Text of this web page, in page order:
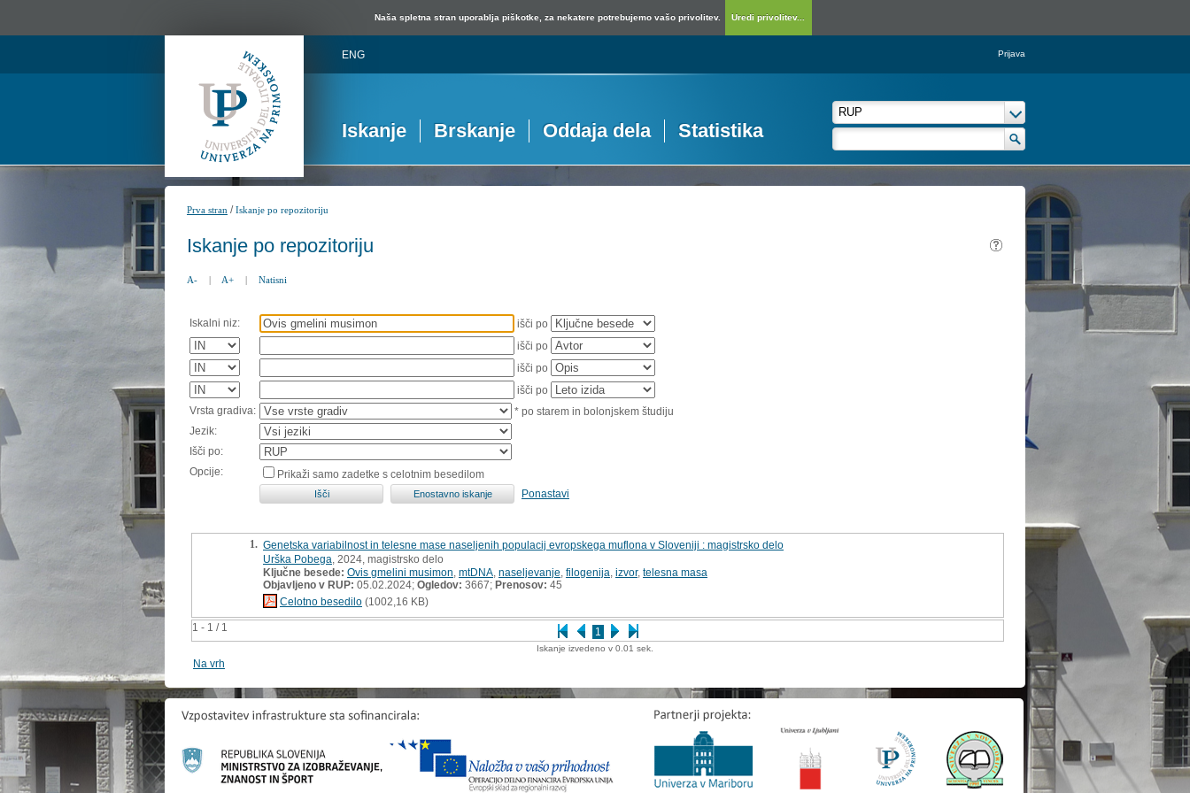
Naša spletna stran uporablja piškotke, za nekatere potrebujemo vašo privolitev. Uredi privolitev...
ENG Prijava
Iskanje Brskanje Oddaja dela Statistika
Prva stran /Iskanje po repozitoriju
Iskanje po repozitoriju
A- | A+ | Natisni
Iskalni niz:
išči po
išči po
išči po
išči po
Vrsta gradiva:
* po starem in bolonjskem študiju
Jezik:
Išči po:
Opcije:
Prikaži samo zadetke s celotnim besedilom
Ponastavi
1 - 1 / 1 1
1. Genetska variabilnost in telesne mase naseljenih populacij evropskega muflona v Sloveniji : magistrsko delo
Urška Pobega , 2024, magistrsko delo
Ključne besede: Ovis gmelini musimon mtDNA naseljevanje filogenija izvor, telesna masa
Objavljeno v RUP: 05.02.2024; Ogledov: 3667; Prenosov: 45
Celotno besedilo (1002,16 KB)
Iskanje izvedeno v 0.01 sek.
Na vrh